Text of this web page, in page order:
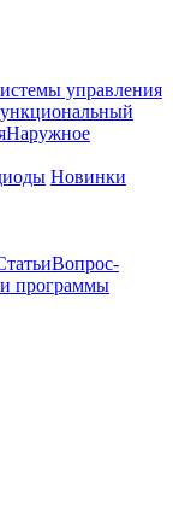
управления
Наружное
Новинки
Вопрос-
программы